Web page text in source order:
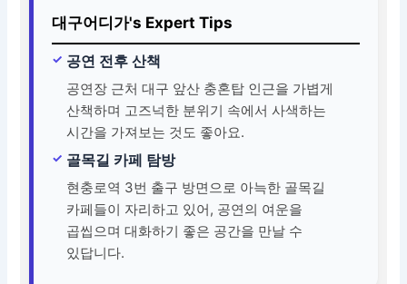
대구어디가's Expert Tips
공연 전후 산책
공연장 근처 대구 앞산 충혼탑 인근을 가볍게
산책하며 고즈넉한 분위기 속에서 사색하는
시간을 가져보는 것도 좋아요.
골목길 카페 탐방
현충로역 3번 출구 방면으로 아늑한 골목길
카페들이 자리하고 있어, 공연의 여운을
곱씹으며 대화하기 좋은 공간을 만날 수
있답니다.